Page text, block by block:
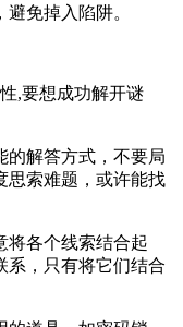
免掉入陷阱。
,要想成功解开谜
的解答方式，不要局
思索难题，或许能找
将各个线索结合起
系，只有将它们结合